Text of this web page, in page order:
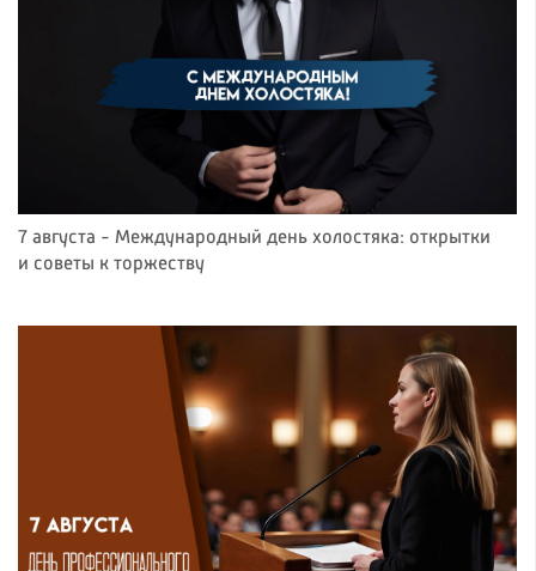
7 августа - Международный день холостяка: открытки
и советы к торжеству